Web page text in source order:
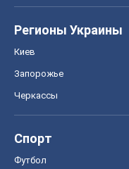
Регионы Украины
Киев
Запорожье
Черкассы
Спорт
Футбол